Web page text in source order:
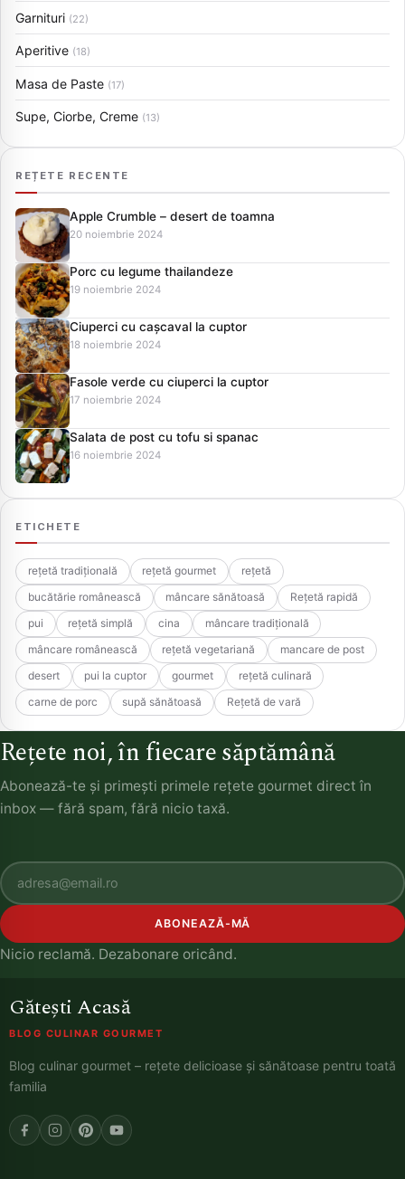
Garnituri (22)
Aperitive (18)
Masa de Paste (17)
Supe, Ciorbe, Creme (13)
REȚETE RECENTE
Apple Crumble – desert de toamna
20 noiembrie 2024
Porc cu legume thailandeze
19 noiembrie 2024
Ciuperci cu cașcaval la cuptor
18 noiembrie 2024
Fasole verde cu ciuperci la cuptor
17 noiembrie 2024
Salata de post cu tofu si spanac
16 noiembrie 2024
ETICHETE
rețetă tradițională rețetă gourmet
rețetă
bucătărie românească
mâncare sănătoasă
Rețetă rapidă
pui
rețetă simplă cina
mâncare tradițională
mâncare românească
rețetă vegetariană
mancare de post
desert
pui la cuptor gourmet
rețetă culinară
carne de porc
supă sănătoasă Rețetă de vară
Rețete noi, în fiecare săptămână
Abonează-te și primești primele rețete gourmet direct în
inbox — fără spam, fără nicio taxă.
ABONEAZĂ-MĂ
Nicio reclamă. Dezabonare oricând.
Gătești Acasă
BLOG CULINAR GOURMET
Blog culinar gourmet – rețete delicioase și sănătoase pentru toată
familia